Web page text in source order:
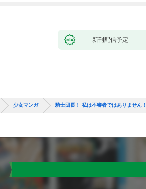
新刊配信予定
少女マンガ 騎士団長！ 私は不審者ではありません